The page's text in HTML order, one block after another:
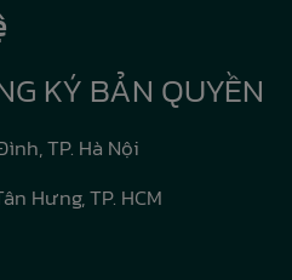
KÝ BẢN QUYỀN
TP. Hà Nội
Hưng, TP. HCM